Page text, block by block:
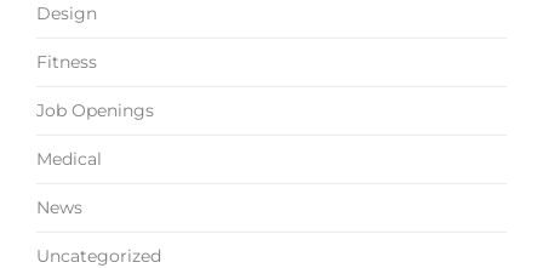
Design
Fitness
Job Openings
Medical
News
Uncategorized